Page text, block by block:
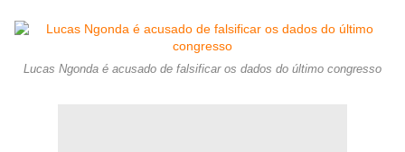
Lucas Ngonda é acusado de falsificar os dados do último congresso